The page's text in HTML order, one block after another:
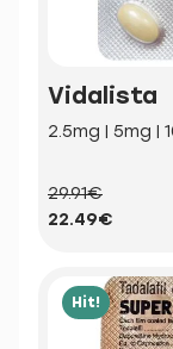
Vidalista
2.5mg | 5mg |
29.91€
22.49€
Hit!